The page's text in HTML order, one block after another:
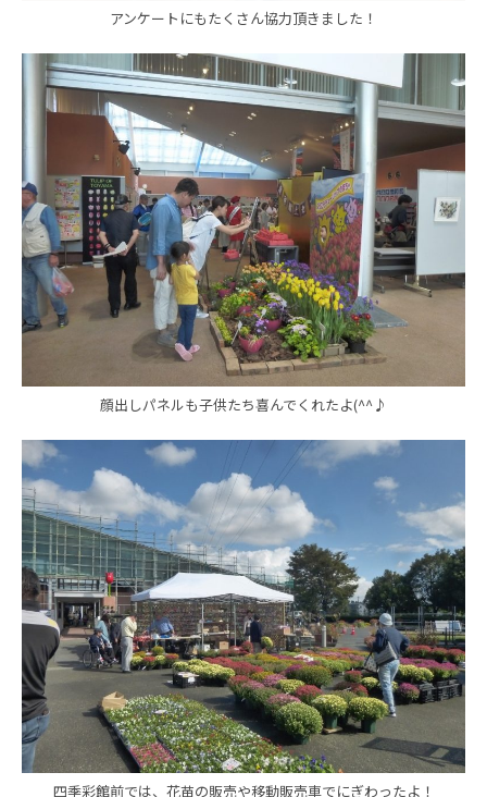
アンケートにもたくさん協力頂きました！
顔出しパネルも子供たち喜んでくれたよ(^^♪
四季彩館前では、花苗の販売や移動販売車でにぎわったよ！